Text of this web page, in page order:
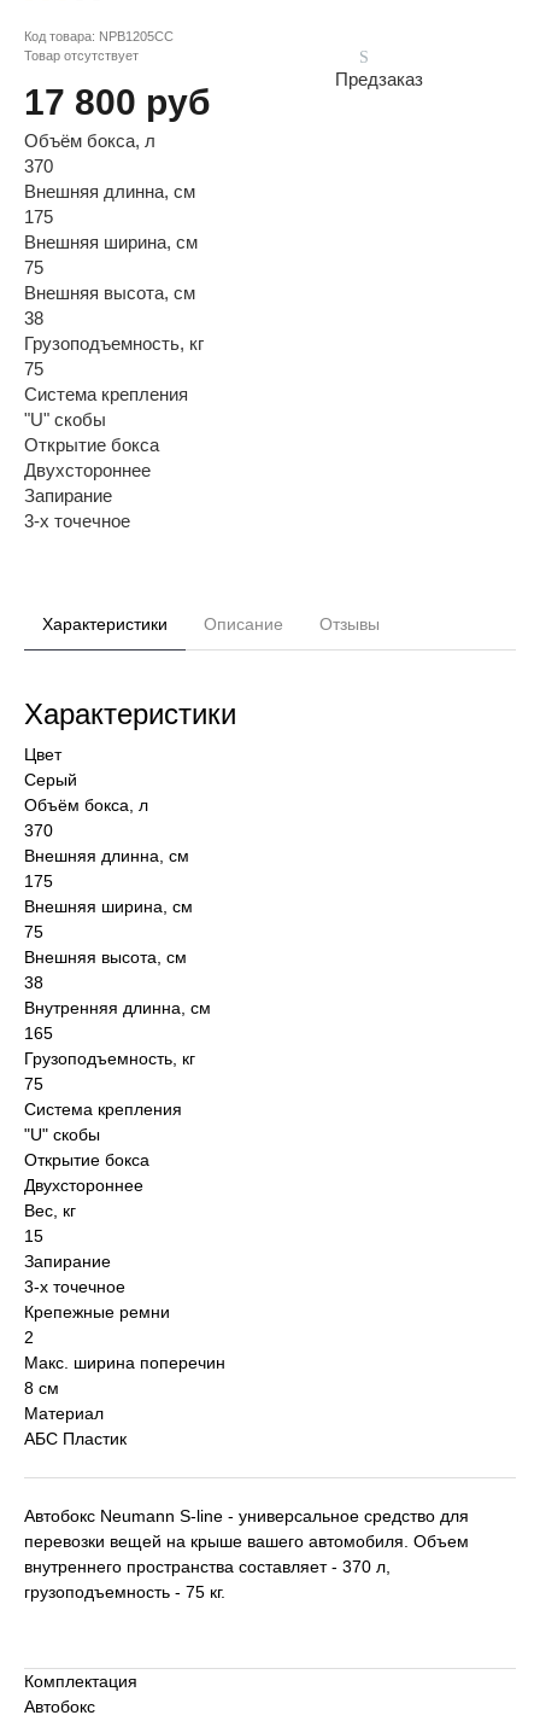
Код товара: NPB1205CC
Товар отсутствует
17 800 руб
Предзаказ
Объём бокса, л
370
Внешняя длинна, см
175
Внешняя ширина, см
75
Внешняя высота, см
38
Грузоподъемность, кг
75
Система крепления
"U" скобы
Открытие бокса
Двухстороннее
Запирание
3-х точечное
Характеристики Описание Отзывы
Характеристики
Цвет
Серый
Объём бокса, л
370
Внешняя длинна, см
175
Внешняя ширина, см
75
Внешняя высота, см
38
Внутренняя длинна, см
165
Грузоподъемность, кг
75
Система крепления
"U" скобы
Открытие бокса
Двухстороннее
Вес, кг
15
Запирание
3-х точечное
Крепежные ремни
2
Макс. ширина поперечин
8 см
Материал
АБС Пластик
Автобокс Neumann S-line - универсальное средство для
перевозки вещей на крыше вашего автомобиля. Объем
внутреннего пространства составляет - 370 л,
грузоподъемность - 75 кг.
Комплектация
Автобокс